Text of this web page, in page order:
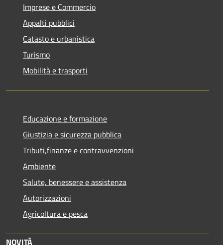
Imprese e Commercio
Appalti pubblici
Catasto e urbanistica
Turismo
Mobilità e trasporti
Educazione e formazione
Giustizia e sicurezza pubblica
Tributi,finanze e contravvenzioni
Ambiente
Salute, benessere e assistenza
Autorizzazioni
Agricoltura e pesca
NOVITÀ